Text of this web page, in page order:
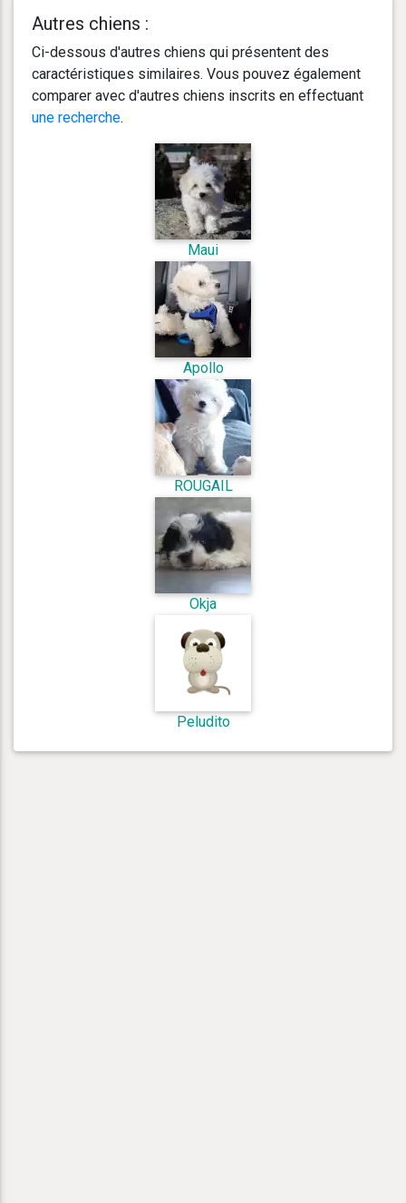
Autres chiens :
Ci-dessous d'autres chiens qui présentent des
caractéristiques similaires. Vous pouvez également
comparer avec d'autres chiens inscrits en effectuant
une recherche.
Maui
Apollo
ROUGAIL
Okja
Peludito